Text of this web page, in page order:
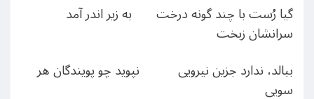
گیا رُست با چند گونه درخت به زیر اندر آمد
سرانشان زبخت
ببالد، ندارد جزین نیرویی نپوید چو پویندگان هر
سویی